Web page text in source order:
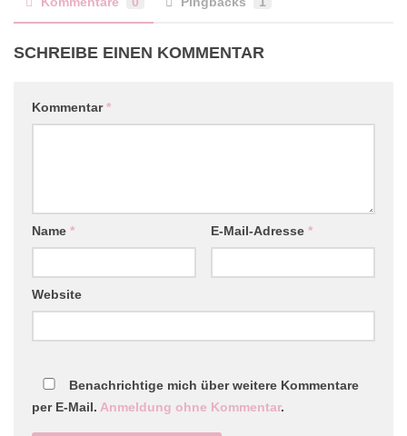
SCHREIBE EINEN KOMMENTAR
Kommentar*
Name * E-Mail-Adresse *
Website
Benachrichtige mich über weitere Kommentare
per E-Mail. Anmeldung ohne Kommentar.